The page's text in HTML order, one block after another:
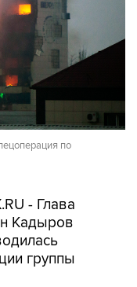
по
- Глава
Кадыров
группы